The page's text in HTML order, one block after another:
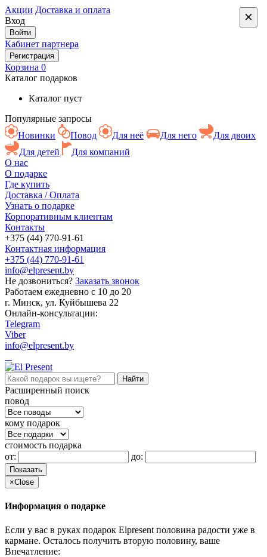
Акции Доставка и оплата
Вход
Войти
Кабинет партнера
Регистрация
Корзина 0
Каталог подарков
Каталог пуст
Популярные запросы
Новинки
Повод Для неё Для него
Для двоих
Для детей
Для компаний
О нас
О подарке
Где купить
Доставка / Оплата
Узнать о подарке
Корпоративным клиентам
Контакты
+375 (44) 770-91-61
Контактная информация
+375 (44) 770-91-61
info@elpresent.by
Не дозвониться? Заказать звонок
Работаем ежедневно c 10 до 20
г. Минск, ул. Куйбышева 22
Онлайн-консультации:
Telegram
Viber
info@elpresent.by
Расширенный поиск
повод
кому подарок
стоимость подарка
от:
до:
Показать
×Close
Информация о подарке
Если у вас в руках подарок Elpresent половина радости уже в
кармане. Осталось получить вторую половину, ваше
Впечатление:
×